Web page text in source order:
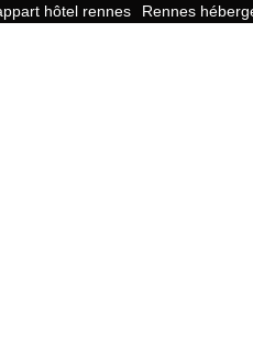
hôtel rennes Rennes